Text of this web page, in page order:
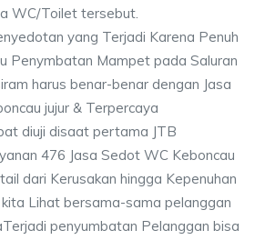
WC/Toilet tersebut.
yang Terjadi Karena Penuh
Penymbatan Mampet pada Saluran
harus benar-benar dengan Jasa
jujur & Terpercaya
diuji disaat pertama JTB
476 Jasa Sedot WC Keboncau
dari Kerusakan hingga Kepenuhan
Lihat bersama-sama pelanggan
penyumbatan Pelanggan bisa